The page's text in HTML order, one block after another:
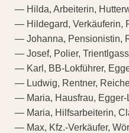
— Hilda, Arbeiterin,
— Hildegard, Verkäuferin,
— Johanna, Pensionistin,
— Josef, Polier,
— Karl, BB-Lokführer,
— Ludwig, Rentner,
— Maria, Hausfrau,
— Maria, Hilfsarbeiterin,
— Max, Kfz.-Verkäufer,